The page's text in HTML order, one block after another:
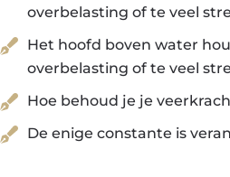
overbelasting of te veel
Het hoofd boven water
overbelasting of te veel
Hoe behoud je je
De enige constante is